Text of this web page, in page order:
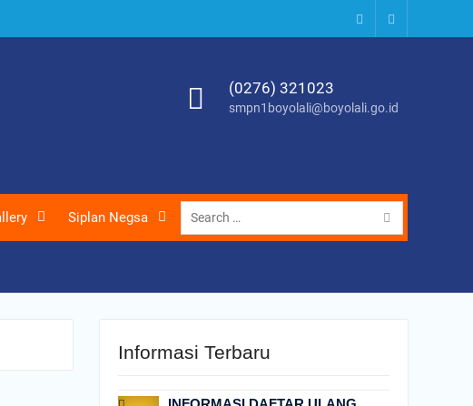
Instagram
Youtube
(0276) 321023
smpn1boyolali@boyolali.go.id
Siplan Negsa
Search
for:
Informasi Terbaru